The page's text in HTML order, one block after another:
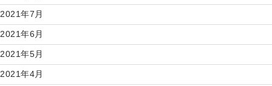
2021年7月
2021年6月
2021年5月
2021年4月